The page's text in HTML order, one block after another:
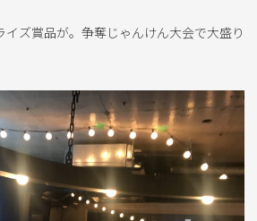
ズ賞品が。争奪じゃんけん大会で大盛り